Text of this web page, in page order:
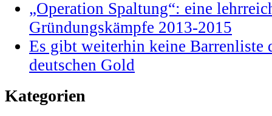
„Operation Spaltung“: eine
Gründungskämpfe 2013-2015
Es gibt weiterhin keine Barrenliste
deutschen Gold
Kategorien